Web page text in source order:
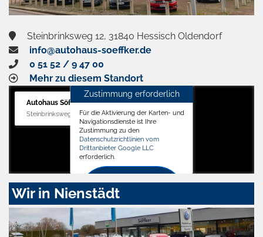
Steinbrinksweg 12, 31840 Hessisch Oldendorf
info@autohaus-soeffker.de
0 51 52 / 9 47 00
Mehr zu diesem Standort
Autohaus Söffker GmbH
Steinbrinksweg 12, 31840 Hessisch Oldendorf
Zustimmung erforderlich
Für die Aktivierung der Karten- und
Navigationsdienste ist Ihre
Zustimmung zu den
Datenschutzrichtlinien vom
Drittanbieter Google LLC
erforderlich.
Zustimmen
aktivieren
Wir in Nienstädt